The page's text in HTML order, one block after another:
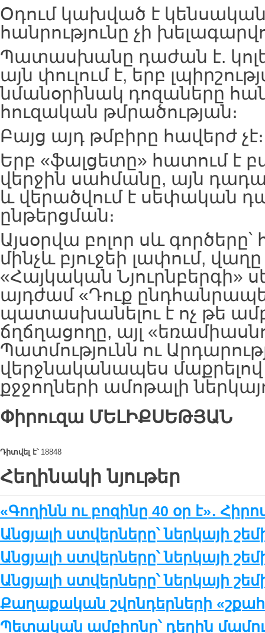
Օդում կախված է կենսական
հանրությունը չի
Պատասխանը դաժան է.
այն փուլում է, երբ
նմանօրինակ դոզաները
հուզական թմրածության։
Բայց այդ թմբիրը հավերժ չէ։
Երբ «ֆալցետը» հատում է
վերջին սահմանը, այն
և վերածվում է սեփական
ընթերցման։
Այսօրվա բոլոր սև
մինչև բյուջեի լափում, վաղը
«Հայկական Նյուրնբերգի»
այդժամ «Դուք
պատասխանելու է ոչ թե
ճղճղացողը, այլ
Պատմությունն ու
վերջնականապես մաքրելով
քջջողների ամոթալի
Փիրուզա ՄԵԼԻՔՍԵԹՅԱՆ
Դիտվել է՝18848
Հեղինակի նյութեր
«Գողինն ու բոզինը 40 օր է»․
Անցյալի ստվերները՝ ներկայի
Անցյալի ստվերները՝ ներկայի
Անցյալի ստվերները՝ ներկայի
Քաղաքական շվոնդերների
Պետական ամբիոնը՝ դեղին